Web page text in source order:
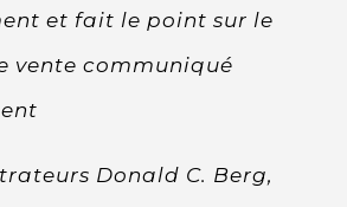
et fait le point sur le
vente communiqué
Donald C. Berg,